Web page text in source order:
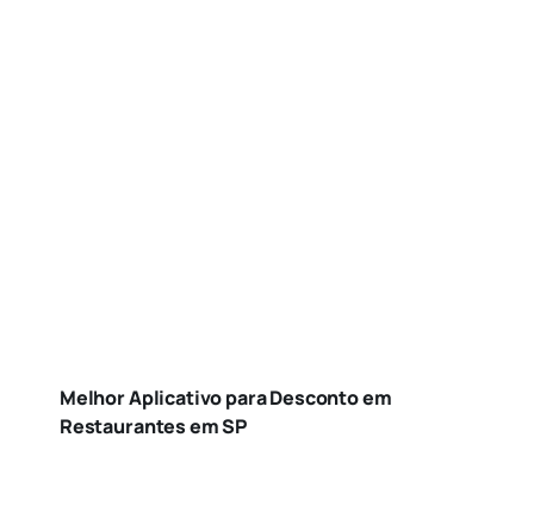
Melhor Aplicativo para Desconto em
Restaurantes em SP